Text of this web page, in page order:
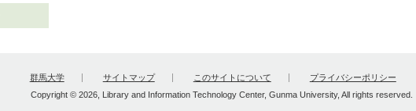
群馬大学 サイトマップ このサイトについて
プライバシーポリシー
Copyright © 2026, Library and Information Technology Center, Gunma University, All rights reserved.